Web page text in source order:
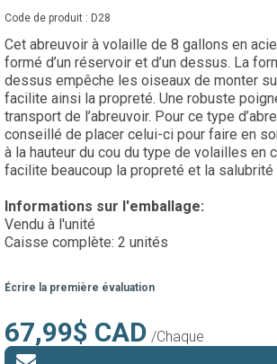
Code de produit : D28
Cet abreuvoir à volaille de 8 gallons en
formé d’un réservoir et d’un dessus. La
dessus empêche les oiseaux de monter
facilite ainsi la propreté. Une robuste
transport de l’abreuvoir. Pour ce type
conseillé de placer celui-ci pour faire en
à la hauteur du cou du type de volailles en
facilite beaucoup la propreté et la salubrité
Informations sur l'emballage:
Vendu à l'unité
Caisse complète: 2 unités
Écrire la première évaluation
67,99$ CAD /Chaque